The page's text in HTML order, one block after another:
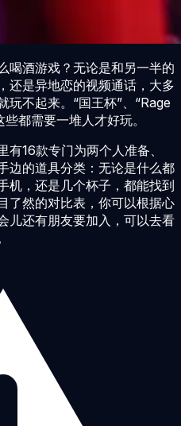
喝酒游戏？无论是和另一半的
还是异地恋的视频通话，大多
玩不起来。“国王杯”、“Rage
都需要一堆人才好玩。
16款专门为两个人准备、
边的道具分类：无论是什么都
机，还是几个杯子，都能找到
了然的对比表，你可以根据心
儿还有朋友要加入，可以去看